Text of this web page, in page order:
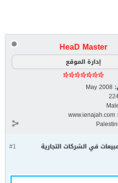
HeaD Master
إدارة الموقع
May 2008
www.ienajah.com
#1 في الشركات التجارية